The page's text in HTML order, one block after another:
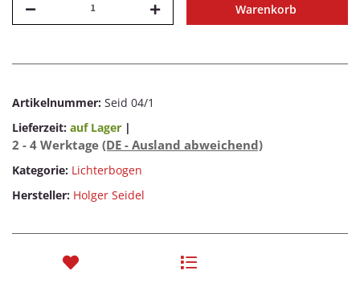
Warenkorb
Artikelnummer: Seid 04/1
Lieferzeit: auf Lager |
2 - 4 Werktage (DE - Ausland abweichend)
Kategorie: Lichterbogen
Hersteller: Holger Seidel